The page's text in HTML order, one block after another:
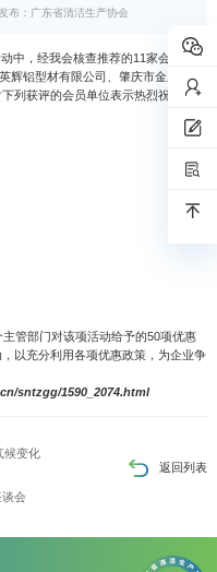
发布：广东省清洁生产协会
，经我会核查推荐的11家会员单位
辉铝型材有限公司、肇庆市金三江化
列获评的会员单位表示热烈祝贺：
管部门对该项活动给予的50项优惠
以充分利用各项优惠政策，为企业争
sntzgg/1590_2074.html
返回列表
候变化
谈会